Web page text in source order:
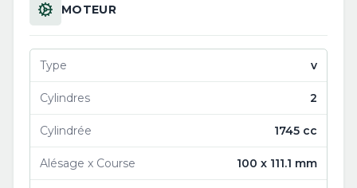
MOTEUR
Type v
Cylindres 2
Cylindrée 1745 cc
Alésage x Course 100 x 111.1 mm